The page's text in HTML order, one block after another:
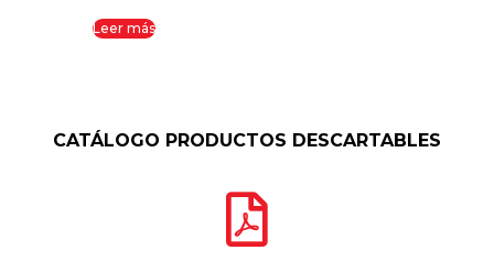
Leer más
CATÁLOGO PRODUCTOS DESCARTABLES